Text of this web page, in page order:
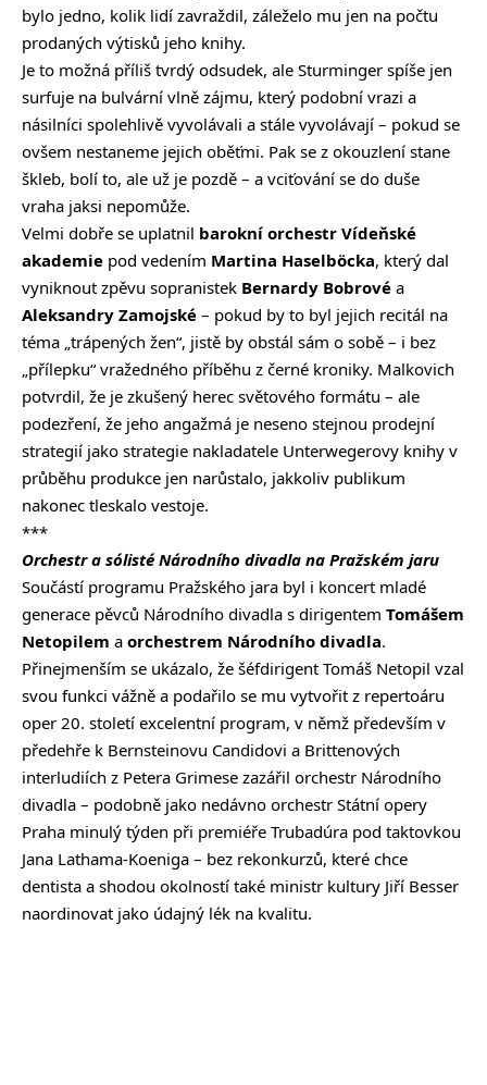
bylo jedno, kolik lidí zavraždil, záleželo mu jen na počtu
prodaných výtisků jeho knihy.
Je to možná příliš tvrdý odsudek, ale Sturminger spíše jen
surfuje na bulvární vlně zájmu, který podobní vrazi a
násilníci spolehlivě vyvolávali a stále vyvolávají – pokud se
ovšem nestaneme jejich oběťmi. Pak se z okouzlení stane
škleb, bolí to, ale už je pozdě – a vciťování se do duše
vraha jaksi nepomůže.
Velmi dobře se uplatnil barokní orchestr Vídeňské
akademie pod vedením Martina Haselböcka, který dal
vyniknout zpěvu sopranistek Bernardy Bobrové a
Aleksandry Zamojské – pokud by to byl jejich recitál na
téma „trápených žen“, jistě by obstál sám o sobě – i bez
„přílepku“ vražedného příběhu z černé kroniky. Malkovich
potvrdil, že je zkušený herec světového formátu – ale
podezření, že jeho angažmá je neseno stejnou prodejní
strategií jako strategie nakladatele Unterwegerovy knihy v
průběhu produkce jen narůstalo, jakkoliv publikum
nakonec tleskalo vestoje.
***
Orchestr a sólisté Národního divadla na Pražském jaru
Součástí programu Pražského jara byl i koncert mladé
generace pěvců Národního divadla s dirigentem Tomášem
Netopilem a orchestrem Národního divadla.
Přinejmenším se ukázalo, že šéfdirigent Tomáš Netopil vzal
svou funkci vážně a podařilo se mu vytvořit z repertoáru
oper 20. století excelentní program, v němž především v
předehře k Bernsteinovu Candidovi a Brittenových
interludiích z Petera Grimese zazářil orchestr Národního
divadla – podobně jako nedávno orchestr Státní opery
Praha minulý týden při premiéře Trubadúra pod taktovkou
Jana Lathama-Koeniga – bez rekonkurzů, které chce
dentista a shodou okolností také ministr kultury Jiří Besser
naordinovat jako údajný lék na kvalitu.